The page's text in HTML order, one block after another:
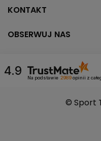
KONTAKT
OBSERWUJ NAS
4.9 Na podstawie 2989opinii z
© Sport